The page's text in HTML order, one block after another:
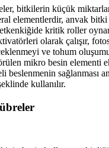
bitkilerin küçük
elementlerdir, anvak bitki
kritik roller
olarak çalışır,
ve tohum
mikro besin elementi
beslenmenin sağlanması
kullanılır.